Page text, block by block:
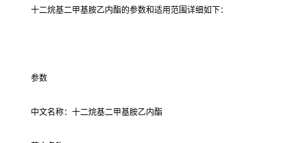
十二烷基二甲基胺乙内酯的参数和适用范围详细如下：
参数
中文名称：十二烷基二甲基胺乙内酯